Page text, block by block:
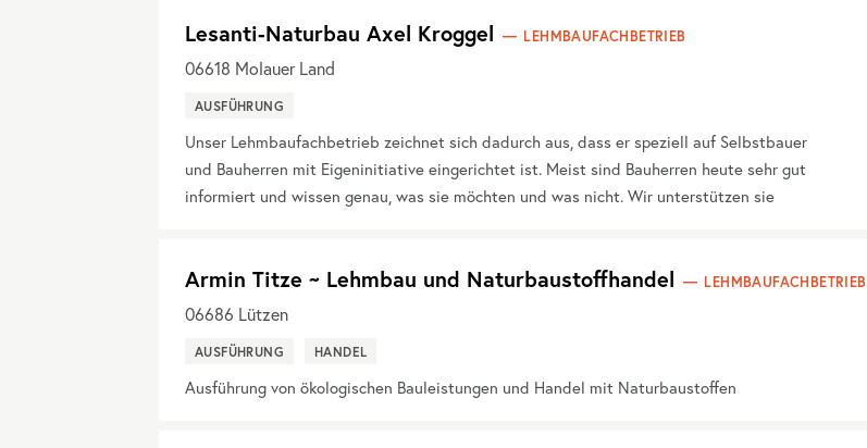
Lesanti-Naturbau Axel Kroggel LEHMBAUFACHBETRIEB
06618 Molauer Land
AUSFÜHRUNG
Unser Lehmbaufachbetrieb zeichnet sich dadurch aus, dass er speziell auf Selbstbauer
und Bauherren mit Eigeninitiative eingerichtet ist. Meist sind Bauherren heute sehr gut
informiert und wissen genau, was sie möchten und was nicht. Wir unterstützen sie
Armin Titze ~ Lehmbau und Naturbaustoffhandel LEHMBAUFACHBETRIEB
06686 Lützen
AUSFÜHRUNG HANDEL
Ausführung von ökologischen Bauleistungen und Handel mit Naturbaustoffen